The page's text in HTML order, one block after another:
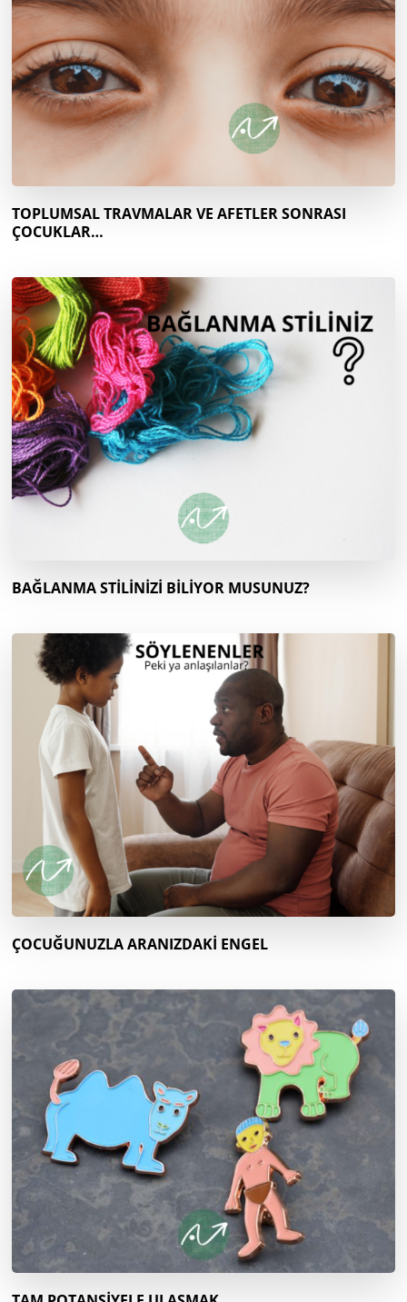
TOPLUMSAL TRAVMALAR VE AFETLER SONRASI
ÇOCUKLAR…
BAĞLANMA STİLİNİZİ BİLİYOR MUSUNUZ?
ÇOCUĞUNUZLA ARANIZDAKİ ENGEL